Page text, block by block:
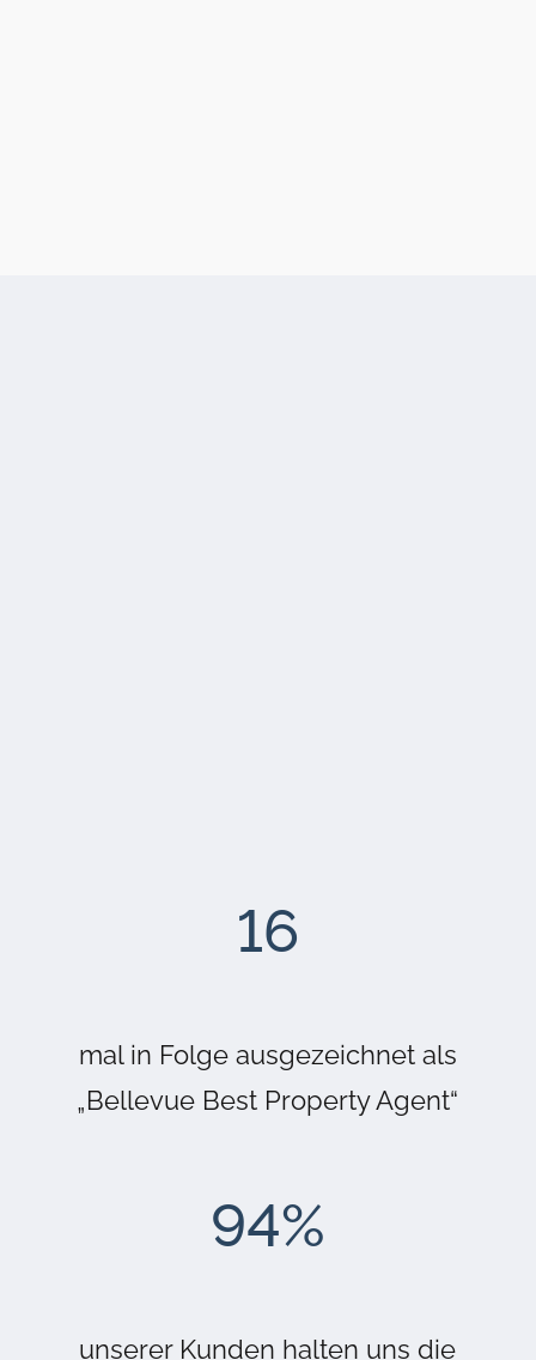
16
mal in Folge ausgezeichnet als
„Bellevue Best Property Agent“
94%
unserer Kunden halten uns die